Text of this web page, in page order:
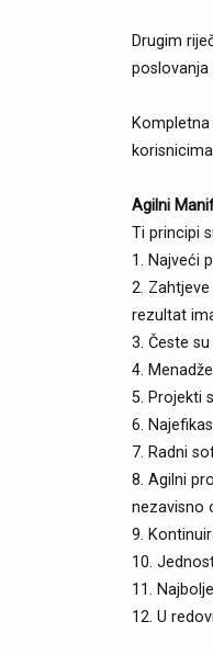
Drugim
poslovanja
Agilni
Ti principi
1. Najveći
2.
rezultat
3. Česte
4.
5. Projekti
6.
7. Radni
8. Agilni
nezavisno
9.
10.
11.
12. U